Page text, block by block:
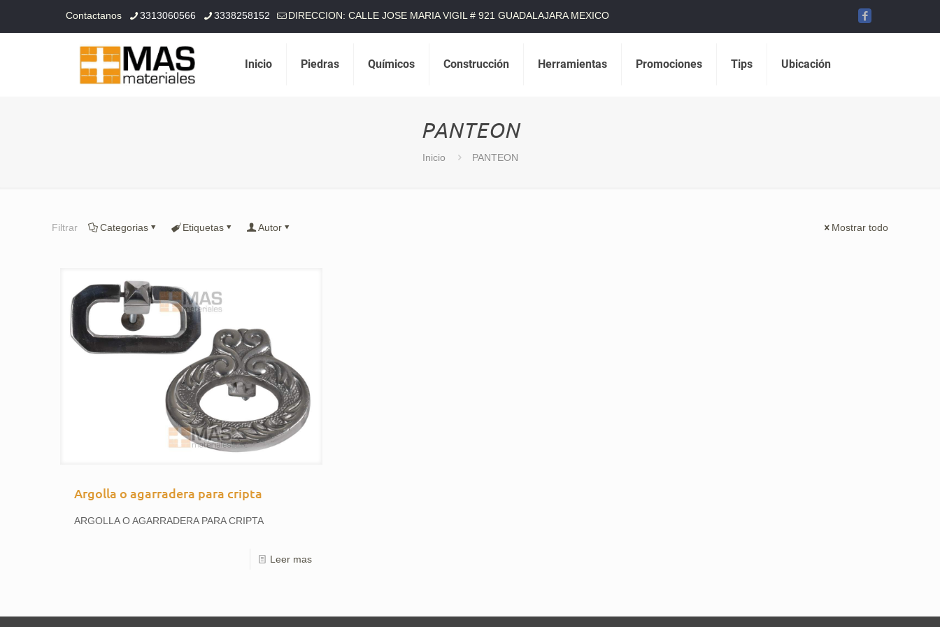
Contactanos 3313060566 3338258152 DIRECCION: CALLE JOSE MARIA VIGIL # 921 GUADALAJARA MEXICO
Inicio Piedras Químicos Construcción Herramientas Promociones Tips Ubicación
PANTEON
Inicio PANTEON
Filtrar Categorias Etiquetas Autor Mostrar todo
Argolla o agarradera para cripta
ARGOLLA O AGARRADERA PARA CRIPTA
Leer mas